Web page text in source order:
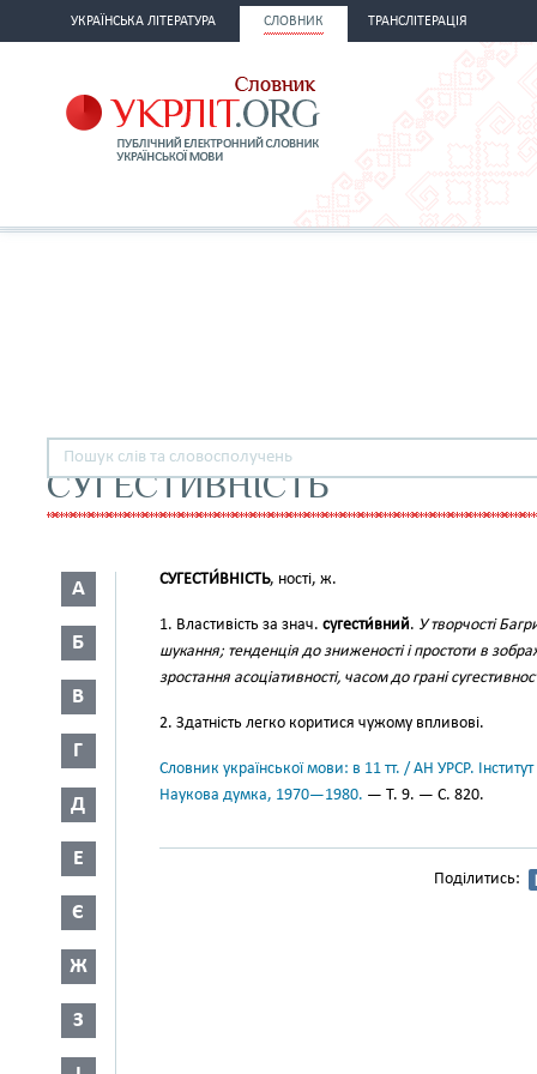
УКРАЇНСЬКА ЛІТЕРАТУРА СЛОВНИК ТРАНСЛІТЕРАЦІЯ
СУГЕСТИВНІСТЬ
А
Б
В
Г
Д
Е
Є
Ж
З
СУГЕСТИ́ВНІСТЬ, ності, ж.
1. Властивість за знач. сугести́вний. У творчості
шукання; тенденція до зниженості і простоти в
зростання асоціативності, часом до грані
2. Здатність легко коритися чужому впливові.
Словник української мови: в 11 тт. / АН УРСР.
Наукова думка, 1970—1980. — Т. 9. — С. 820.
Поділитись: